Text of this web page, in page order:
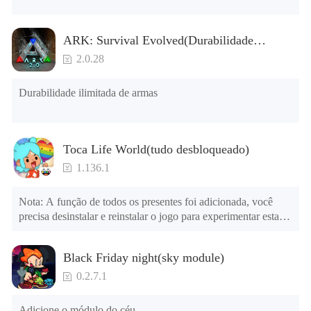
ARK: Survival Evolved(Durabilidade
ilimitada de armas)
2.0.28
Durabilidade ilimitada de armas
Toca Life World(tudo desbloqueado)
1.136.1
Nota: A função de todos os presentes foi adicionada, você
precisa desinstalar e reinstalar o jogo para experimentar esta
menu mod
1. O jogo está três vezes mais rápido do que antes
2. Incluindo todos os mapas (incluindo salas e móveis)
3. Inclua todas as funções
4. Todos os presentes estão disponíveis (você pode deslizar
Black Friday night(sky module)
0.2.7.1